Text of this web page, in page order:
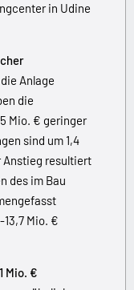
in Udine
Anlage
die
Mio. € geringer
sind um 1,4
Anstieg resultiert
des im Bau
Mio. €
Mio. €